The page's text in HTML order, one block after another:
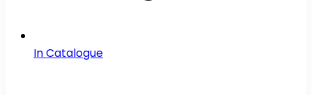
In Catalogue